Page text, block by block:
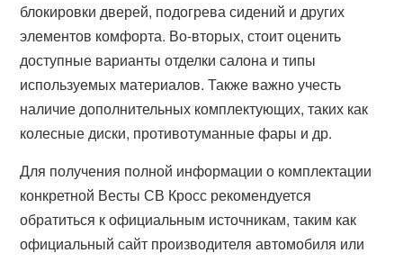
блокировки дверей, подогрева сидений и других
элементов комфорта. Во-вторых, стоит оценить
доступные варианты отделки салона и типы
используемых материалов. Также важно учесть
наличие дополнительных комплектующих, таких как
колесные диски, противотуманные фары и др.
Для получения полной информации о комплектации
конкретной Весты СВ Кросс рекомендуется
обратиться к официальным источникам, таким как
официальный сайт производителя автомобиля или